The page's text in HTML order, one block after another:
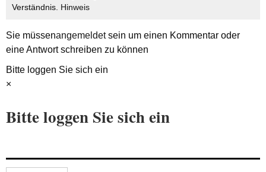
Verständnis. Hinweis
Sie müssenangemeldetsein um einen Kommentar oder
eine Antwort schreiben zu können
Bitte loggen Sie sich ein
×
Bitte loggen Sie sich ein